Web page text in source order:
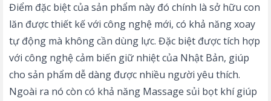
Điểm đặc biệt của sản phẩm này đó chính là sở hữu con
lăn được thiết kế với công nghệ mới, có khả năng xoay
tự động mà không cần dùng lực. Đặc biệt được tích hợp
với công nghệ cảm biến giữ nhiệt của Nhật Bản, giúp
cho sản phẩm dễ dàng được nhiều người yêu thích.
Ngoài ra nó còn có khả năng Massage sủi bọt khí giúp